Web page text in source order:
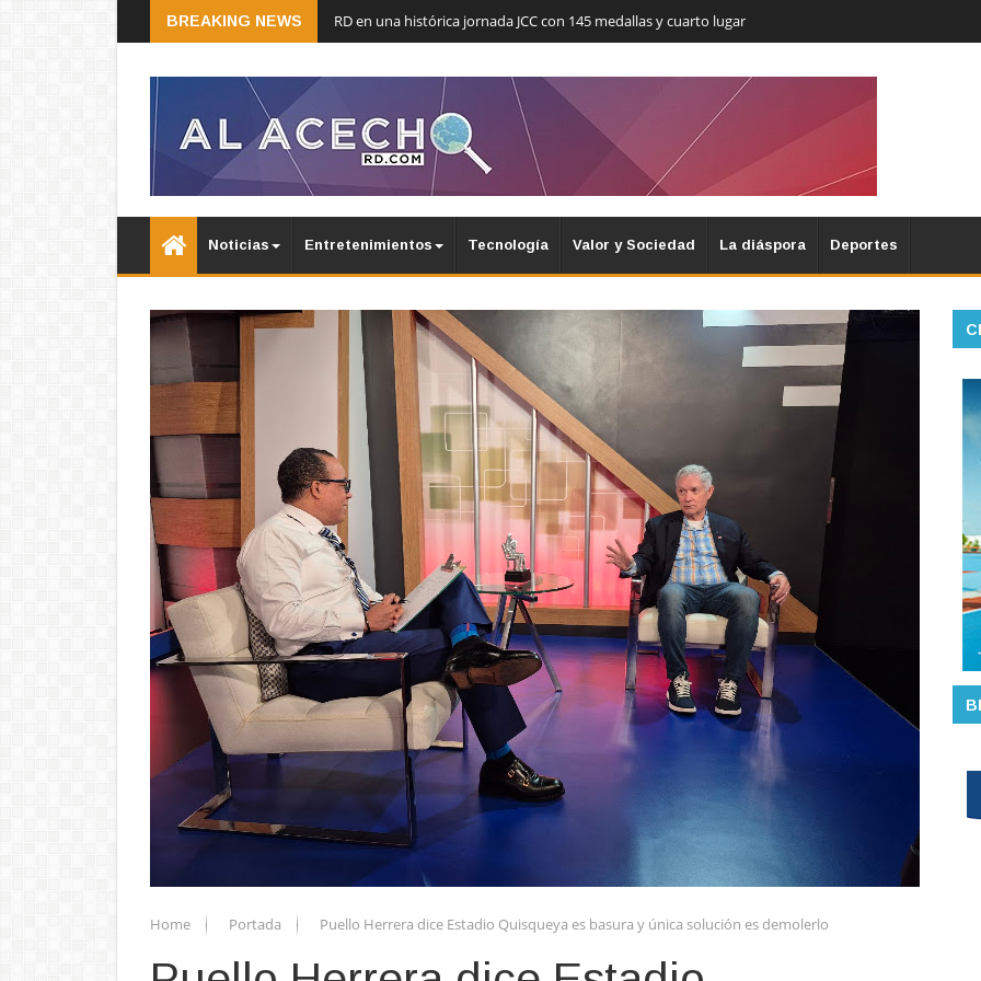
BREAKING NEWS RD en una histórica jornada JCC con 145 medallas y cuarto lugar
Noticias Entretenimientos Tecnología Valor y Sociedad La diáspora Deportes
Home Portada Puello Herrera dice Estadio Quisqueya es basura y única solución es demolerlo